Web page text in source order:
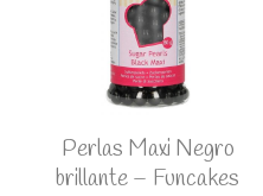
Perlas Maxi Negro
brillante – Funcakes